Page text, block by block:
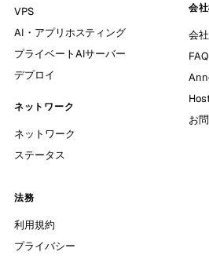
VPS
AI・アプリホスティング
プライベートAIサーバー
デプロイ
ネットワーク
ネットワーク
ステータス
会
会社
FAQ
お
法務
利用規約
プライバシー